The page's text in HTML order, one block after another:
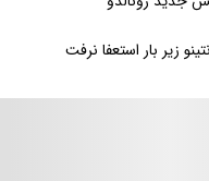
زیر بار استعفا نرفت